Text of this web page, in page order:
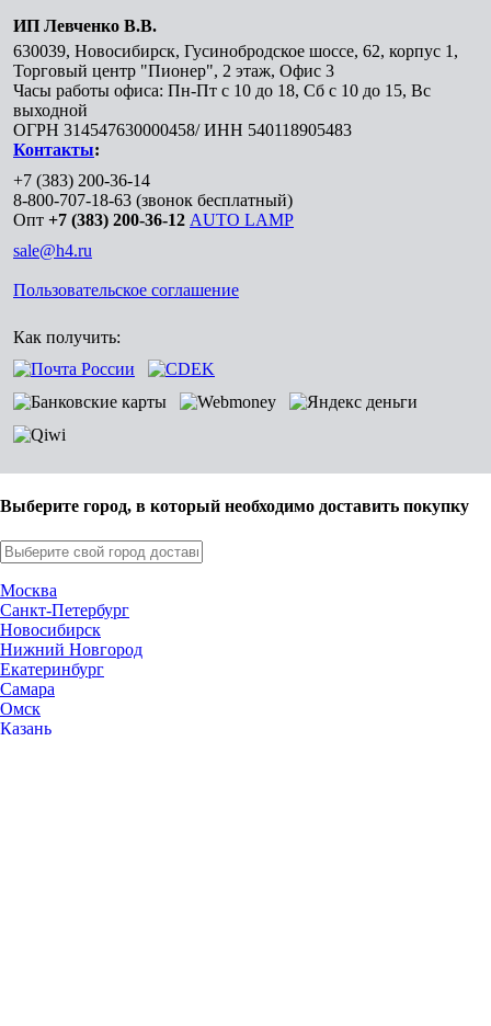
ИП Левченко В.В.
630039, Новосибирск, Гусинобродское шоссе, 62, корпус 1,
Торговый центр "Пионер", 2 этаж, Офис 3
Часы работы офиса: Пн-Пт с 10 до 18, Сб с 10 до 15, Вс
выходной
ОГРН 314547630000458/ ИНН 540118905483
Контакты:
+7 (383) 200-36-14
8-800-707-18-63 (звонок бесплатный)
Опт +7 (383) 200-36-12 AUTO LAMP
sale@h4.ru
Пользовательское соглашение
Как получить:
Выберите город, в который необходимо доставить покупку
Москва
Санкт-Петербург
Новосибирск
Нижний Новгород
Екатеринбург
Самара
Омск
Казань